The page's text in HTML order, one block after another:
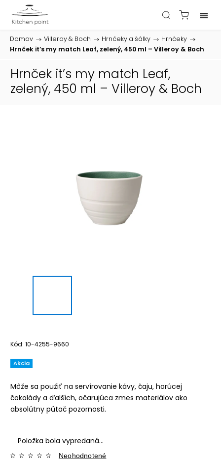
Domov / Villeroy & Boch / Hrnčeky a šálky / Hrnčeky /
Hrnček it’s my match Leaf, zelený, 450 ml – Villeroy & Boch
Hrnček it’s my match Leaf,
zelený, 450 ml – Villeroy & Boch
Kód: 10-4255-9660
Akcia
Môže sa použiť na servírovanie kávy, čaju, horúcej
čokolády a ďalších, očarujúca zmes materiálov ako
absolútny pútač pozornosti.
Položka bola vypredaná…
Neohodnotené